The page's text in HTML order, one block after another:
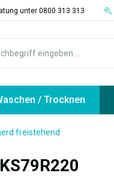
unter 0800 313 313
/ Trocknen
freistehend